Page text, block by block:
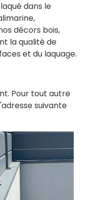
dans le
décors bois,
la qualité de
et du laquage.
Pour tout autre
suivante